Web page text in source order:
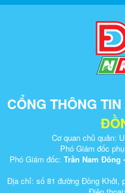
CỔNG THÔNG
Cơ quan chủ quản:
Phó Giám đốc
Phó Giám đốc: Trần Nam Đông
Địa chỉ: số 81 đường Đồng Khởi,